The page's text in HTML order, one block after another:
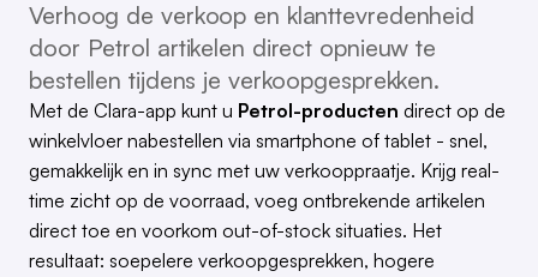
Verhoog de verkoop en klanttevredenheid
door Petrol artikelen direct opnieuw te
bestellen tijdens je verkoopgesprekken.
Met de Clara-app kunt u Petrol-producten direct op de
winkelvloer nabestellen via smartphone of tablet - snel,
gemakkelijk en in sync met uw verkooppraatje. Krijg real-
time zicht op de voorraad, voeg ontbrekende artikelen
direct toe en voorkom out-of-stock situaties. Het
resultaat: soepelere verkoopgesprekken, hogere